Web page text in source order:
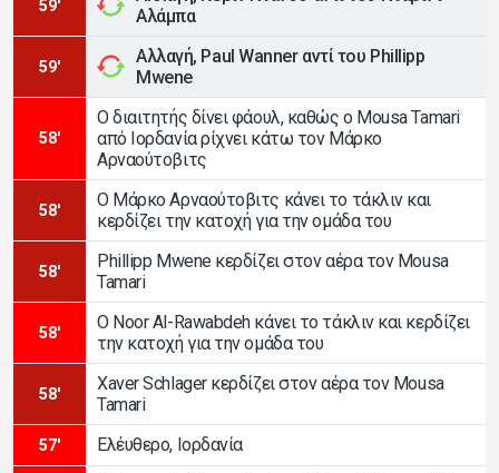
59'
Αλάμπα
59'
Αλλαγή, Paul Wanner αντί του Phillipp
Mwene
58'
Ο διαιτητής δίνει φάουλ, καθώς ο Mousa Tamari
από Ιορδανία ρίχνει κάτω τον Μάρκο
Αρναούτοβιτς
58'
Ο Μάρκο Αρναούτοβιτς κάνει το τάκλιν και
κερδίζει την κατοχή για την ομάδα του
58'
Phillipp Mwene κερδίζει στον αέρα τον Mousa
Tamari
58'
Ο Noor Al-Rawabdeh κάνει το τάκλιν και κερδίζει
την κατοχή για την ομάδα του
58'
Xaver Schlager κερδίζει στον αέρα τον Mousa
Tamari
57' Ελέυθερο, Ιορδανία